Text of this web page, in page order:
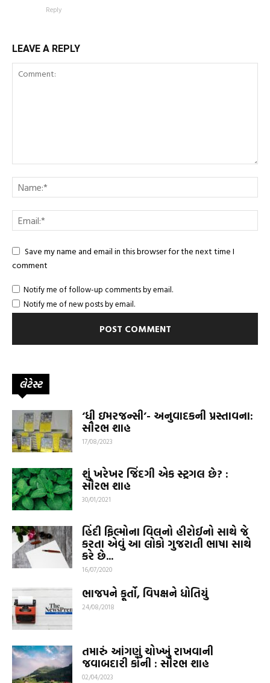
Reply
LEAVE A REPLY
Save my name and email in this browser for the next time I
comment
Notify me of follow-up comments by email.
Notify me of new posts by email.
લેટેસ્ટ
‘ધી ઇમરજન્સી’- અનુવાદકની પ્રસ્તાવના:
સૌરભ શાહ
17/08/2023
શું ખરેખર જિંદગી એક સ્ટ્રગલ છે? :
સૌરભ શાહ
30/01/2021
હિંદી ફિલ્મોના વિલનો હીરોઈનો સાથે જે
કરતા એવું આ લોકો ગુજરાતી ભાષા સાથે
કરે છે...
16/07/2020
ભાજપને કૂર્તો, વિપક્ષને ધોતિયું
24/08/2018
તમારું આંગણું ચોખ્ખું રાખવાની
જવાબદારી કોની : સૌરભ શાહ
02/04/2023